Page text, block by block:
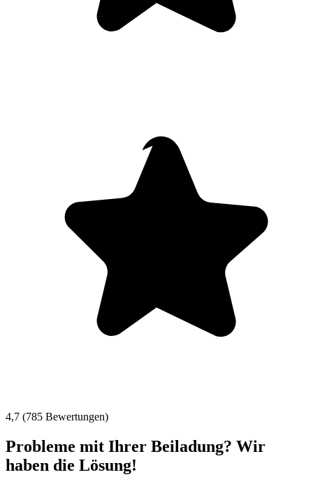
4,7 (785 Bewertungen)
Probleme mit Ihrer Beiladung? Wir
haben die Lösung!